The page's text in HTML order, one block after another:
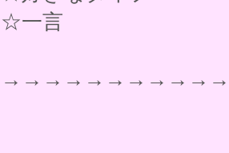
☆一言